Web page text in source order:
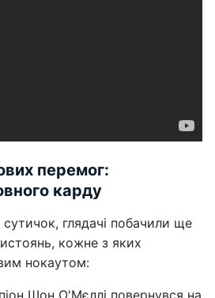
перемог:
карду
глядачі побачили ще
кожне з яких
нокаутом:
Шон О'Мєллі повернувся на